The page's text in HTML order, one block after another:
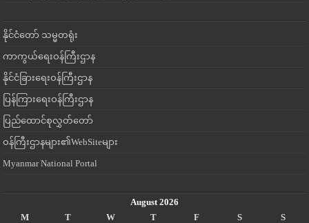
နိုင်ငံတော် သမ္မတရုံး
ကာကွယ်ရေးဝန်ကြီးဌာန
နိုင်ငံခြားရေးဝန်ကြီးဌာန
ပြန်ကြားရေးဝန်ကြီးဌာန
ပြည်ထောင်စုလွှတ်တော်
ဝန်ကြီးဌာနများ၏WebSiteများ
Myanmar National Portal
August 2026
M
T W T F S
S